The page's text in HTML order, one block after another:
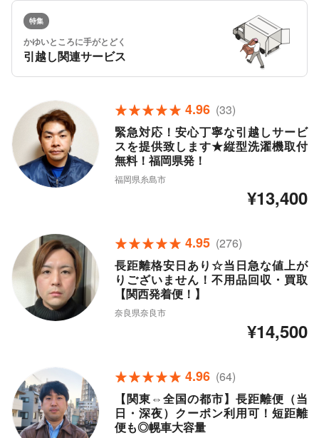
特集
かゆいところに手がとどく
引越し関連サービス
4.96 (33)
緊急対応！安心丁寧な引越しサービ
スを提供致します★縦型洗濯機取付
無料！福岡県発！
福岡県糸島市
¥13,400
4.95 (276)
長距離格安日あり☆当日急な値上が
りございません！不用品回収・買取
【関西発着便！】
奈良県奈良市
¥14,500
4.96 (64)
【関東⇔全国の都市】長距離便（当
日・深夜）クーポン利用可！短距離
便も◎幌車大容量